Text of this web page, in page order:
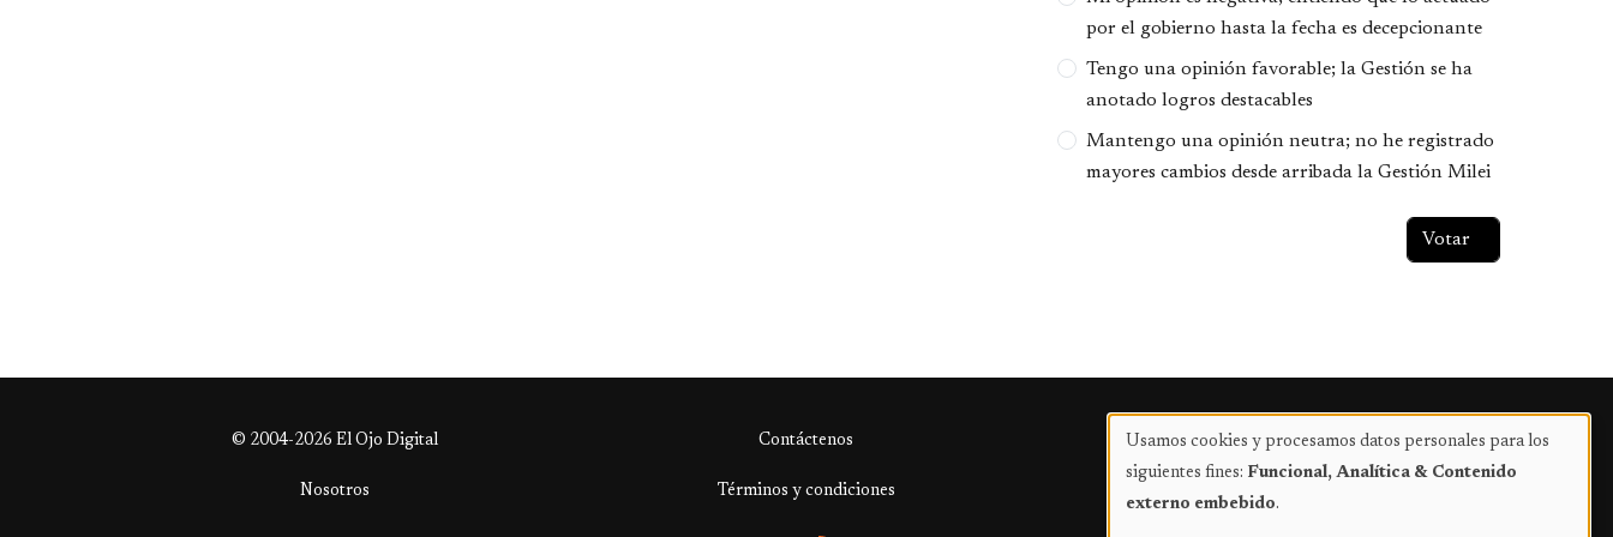
por el gobierno hasta la fecha es decepcionante
Tengo una opinión favorable; la Gestión se ha
anotado logros destacables
Mantengo una opinión neutra; no he registrado
mayores cambios desde arribada la Gestión Milei
© 2004-2026 El Ojo Digital Contáctenos Publicidad
Nosotros Términos y condiciones
Uso
de
Usamos cookies y procesamos datos personales para los
siguientes fines: Funcional, Analítica & Contenido
externo embebido.